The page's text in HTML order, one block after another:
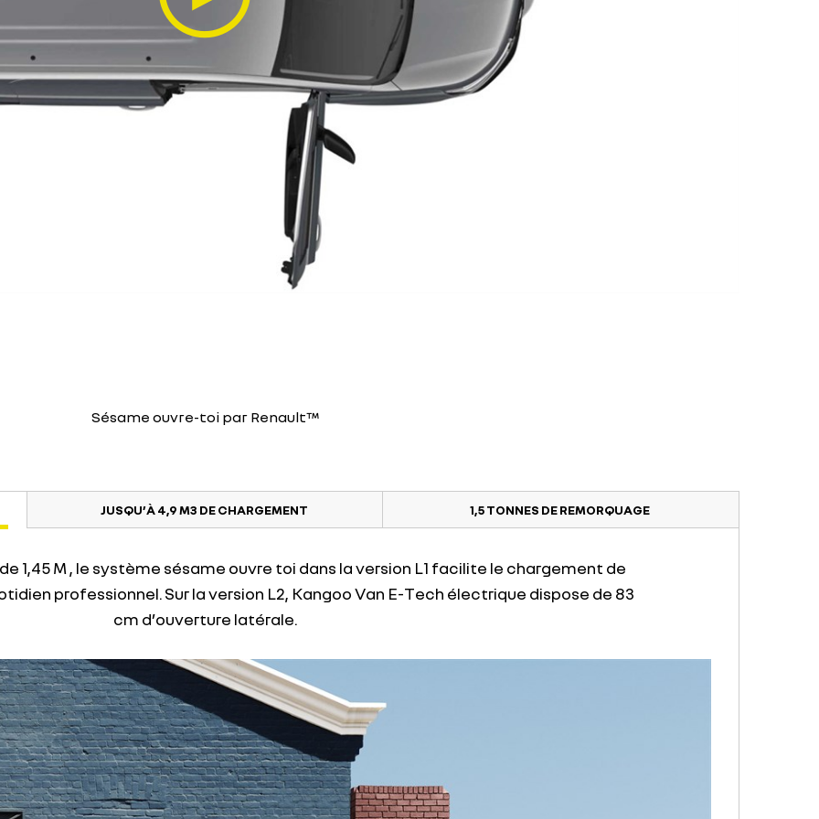
Sésame ouvre-toi par Renault™
JUSQU’À 4,9 M3 DE CHARGEMENT 1,5 TONNES DE REMORQUAGE
1,45 M , le système sésame ouvre toi dans la version L1 facilite le chargement de
professionnel. Sur la version L2, Kangoo Van E-Tech électrique dispose de 83
cm d’ouverture latérale.